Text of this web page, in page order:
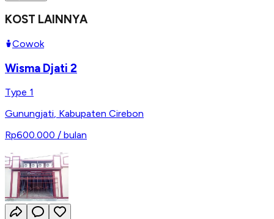
KOST LAINNYA
Cowok
Wisma Djati 2
Type 1
Gunungjati, Kabupaten Cirebon
Rp600.000 / bulan